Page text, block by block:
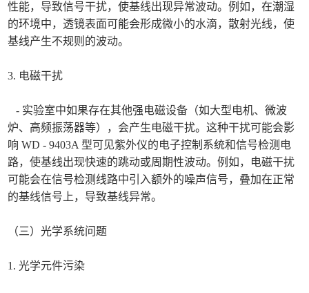
性能，导致信号干扰，使基线出现异常波动。例如，在潮湿
的环境中，透镜表面可能会形成微小的水滴，散射光线，使
基线产生不规则的波动。
3. 电磁干扰
- 实验室中如果存在其他强电磁设备（如大型电机、微波
炉、高频振荡器等），会产生电磁干扰。这种干扰可能会影
响 WD - 9403A 型可见紫外仪的电子控制系统和信号检测电
路，使基线出现快速的跳动或周期性波动。例如，电磁干扰
可能会在信号检测线路中引入额外的噪声信号，叠加在正常
的基线信号上，导致基线异常。
（三）光学系统问题
1. 光学元件污染